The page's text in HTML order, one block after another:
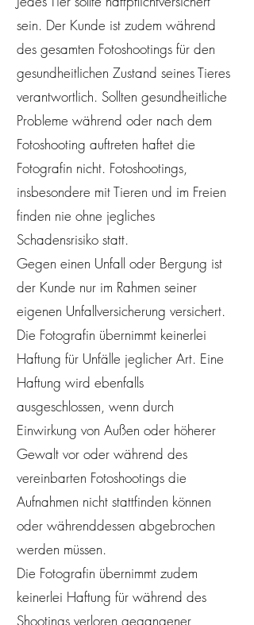
sein. Der Kunde ist zudem während
des gesamten Fotoshootings für den
gesundheitlichen Zustand seines Tieres
verantwortlich. Sollten gesundheitliche
Probleme während oder nach dem
Fotoshooting auftreten haftet die
Fotografin nicht. Fotoshootings,
insbesondere mit Tieren und im Freien
finden nie ohne jegliches
Schadensrisiko statt.
Gegen einen Unfall oder Bergung ist
der Kunde nur im Rahmen seiner
eigenen Unfallversicherung versichert.
Die Fotografin übernimmt keinerlei
Haftung für Unfälle jeglicher Art. Eine
Haftung wird ebenfalls
ausgeschlossen, wenn durch
Einwirkung von Außen oder höherer
Gewalt vor oder während des
vereinbarten Fotoshootings die
Aufnahmen nicht stattfinden können
oder währenddessen abgebrochen
werden müssen.
Die Fotografin übernimmt zudem
keinerlei Haftung für während des
Shootings verloren gegangener